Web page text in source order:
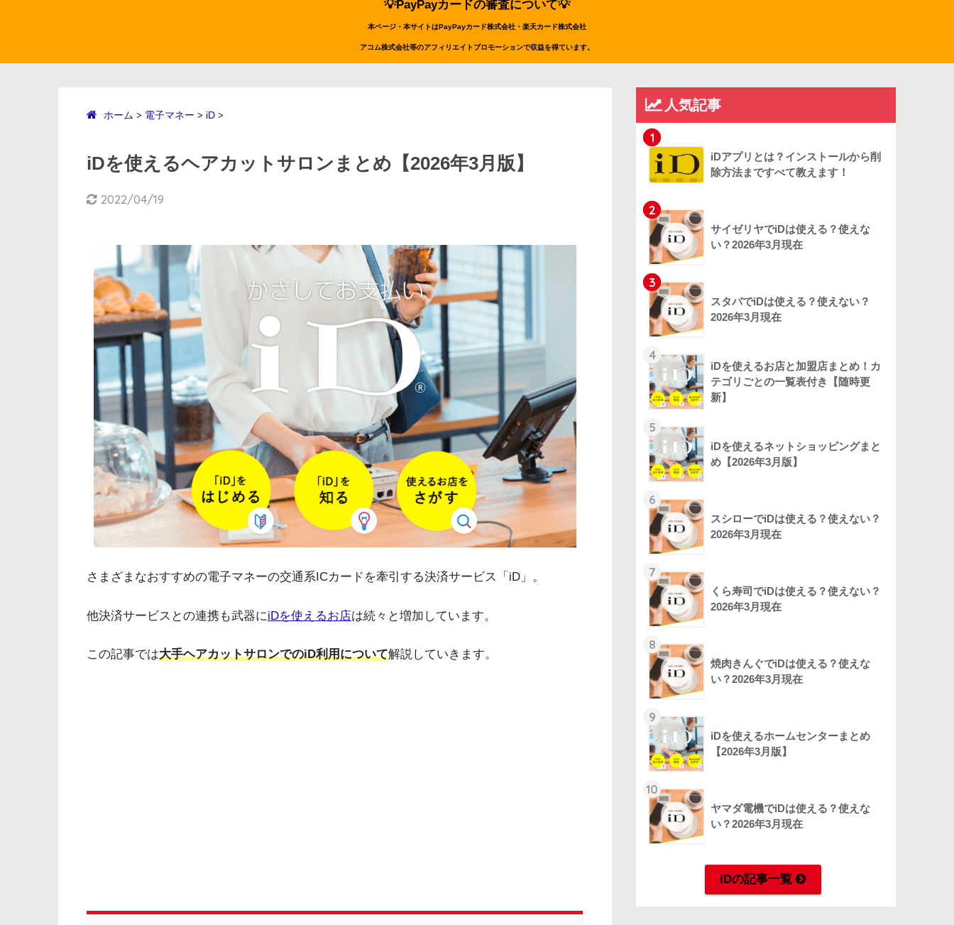
💡PayPayカードの審査について💡
本ページ・本サイトはPayPayカード株式会社・楽天カード株式会社
アコム株式会社等のアフィリエイトプロモーションで収益を得ています。
ホーム > 電子マネー > iD >
iDを使えるヘアカットサロンまとめ【2026年3月版】
2022/04/19
さまざまなおすすめの電子マネーの交通系ICカードを牽引する決済サービス「iD」。
他決済サービスとの連携も武器にiDを使えるお店は続々と増加しています。
この記事では大手ヘアカットサロンでのiD利用について解説していきます。
人気記事
1
iDアプリとは？インストールから削
除方法まですべて教えます！
2
サイゼリヤでiDは使える？使えな
い？2026年3月現在
3
スタバでiDは使える？使えない？
2026年3月現在
4
iDを使えるお店と加盟店まとめ！カ
テゴリごとの一覧表付き【随時更
新】
5
iDを使えるネットショッピングまと
め【2026年3月版】
6
スシローでiDは使える？使えない？
2026年3月現在
7
くら寿司でiDは使える？使えない？
2026年3月現在
8
焼肉きんぐでiDは使える？使えな
い？2026年3月現在
9
iDを使えるホームセンターまとめ
【2026年3月版】
10
ヤマダ電機でiDは使える？使えな
い？2026年3月現在
iDの記事一覧